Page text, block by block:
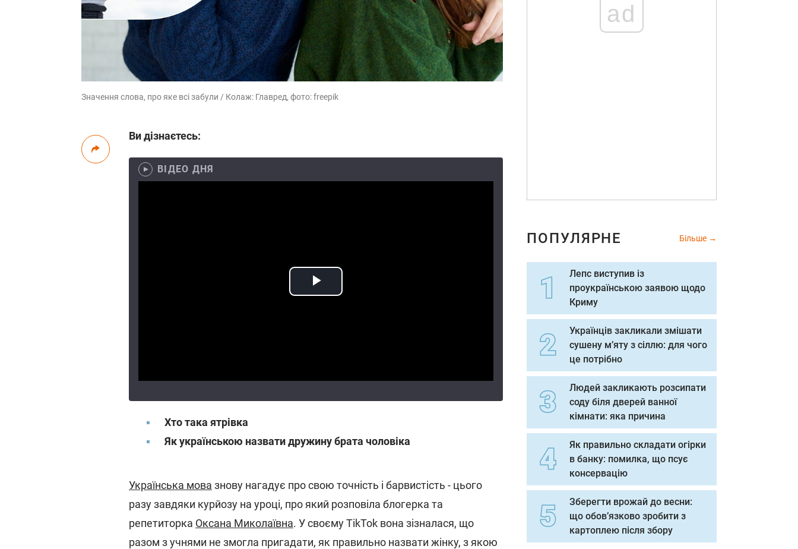
Значення слова, про яке всі забули / Колаж: Главред, фото: freepik
Ви дізнаєтесь:
ВІДЕО ДНЯ
Хто така ятрівка
Як українською назвати дружину брата чоловіка
Українська мова знову нагадує про свою точність і барвистість - цього
разу завдяки курйозу на уроці, про який розповіла блогерка та
репетиторка Оксана Миколаївна. У своєму TikTok вона зізналася, що
разом з учнями не змогла пригадати, як правильно назвати жінку, з якою
ad
ПОПУЛЯРНЕ Більше
Лепс виступив із
проукраїнською заявою щодо
Криму
Українців закликали змішати
сушену м’яту з сіллю: для чого
це потрібно
Людей закликають розсипати
соду біля дверей ванної
кімнати: яка причина
Як правильно складати огірки
в банку: помилка, що псує
консервацію
Зберегти врожай до весни:
що обов’язково зробити з
картоплею після збору